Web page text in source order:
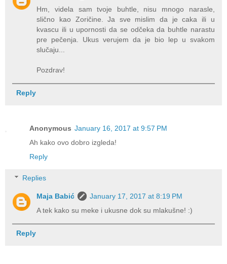
Hm, videla sam tvoje buhtle, nisu mnogo narasle,
slično kao Zoričine. Ja sve mislim da je caka ili u
kvascu ili u upornosti da se odčeka da buhtle narastu
pre pečenja. Ukus verujem da je bio lep u svakom
slučaju...
Pozdrav!
Reply
Anonymous January 16, 2017 at 9:57 PM
Ah kako ovo dobro izgleda!
Reply
Replies
Maja Babić
January 17, 2017 at 8:19 PM
A tek kako su meke i ukusne dok su mlakušne! :)
Reply